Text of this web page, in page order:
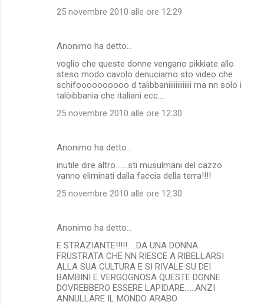
25 novembre 2010 alle ore 12:29
Anonimo ha detto…
voglio che queste donne vengano pikkiate allo
steso modo cavolo denuciamo sto video che
schifoooooooooo d talibbaniiiiiiiiiiiii ma nn solo i
talòibbania che italiani ecc....
25 novembre 2010 alle ore 12:30
Anonimo ha detto…
inutile dire altro.......sti musulmani del cazzo
vanno eliminati dalla faccia della terra!!!!
25 novembre 2010 alle ore 12:30
Anonimo ha detto…
E STRAZIANTE!!!!!.....DA UNA DONNA
FRUSTRATA CHE NN RIESCE A RIBELLARSI
ALLA SUA CULTURA E SI RIVALE SU DEI
BAMBINI E VERGOGNOSA QUESTE DONNE
DOVREBBERO ESSERE LAPIDARE......ANZI
ANNULLARE IL MONDO ARABO